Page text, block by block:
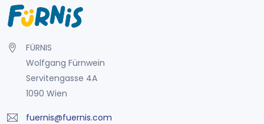
FÜRNIS
Wolfgang Fürnwein
Servitengasse 4A
1090 Wien
fuernis@fuernis.com